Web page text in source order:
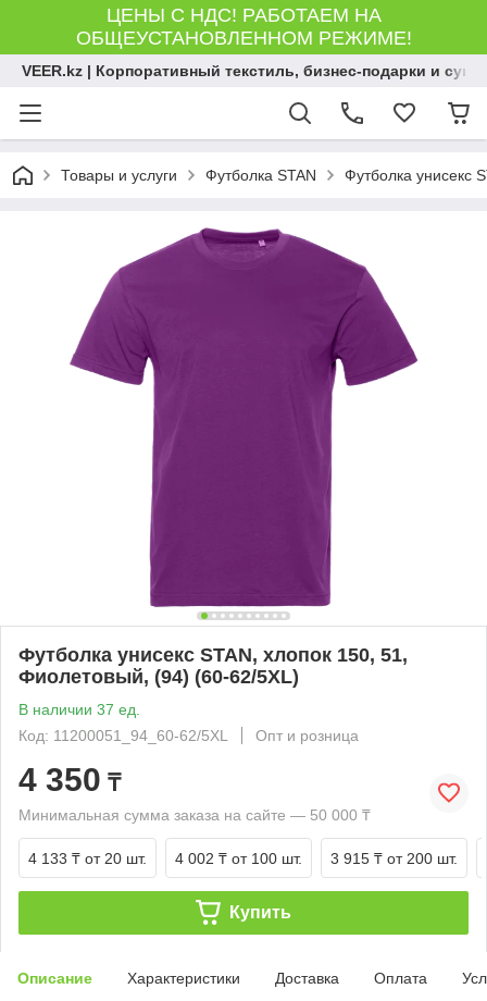
ЦЕНЫ С НДС! РАБОТАЕМ НА
ОБЩЕУСТАНОВЛЕННОМ РЕЖИМЕ!
VEER.kz | Корпоративный текстиль, бизнес-подарки и
Товары и услуги Футболка STAN Футболка унисекс
Футболка унисекс STAN, хлопок 150, 51,
Фиолетовый, (94) (60-62/5XL)
В наличии 37 ед.
Код: 11200051_94_60-62/5XL
Опт и розница
4 350 ₸
Минимальная сумма заказа на сайте — 50 000 ₸
4 133 ₸ от 20 шт. 4 002 ₸ от 100 шт. 3 915 ₸ от 200 шт.
Купить
Описание Характеристики Доставка Оплата